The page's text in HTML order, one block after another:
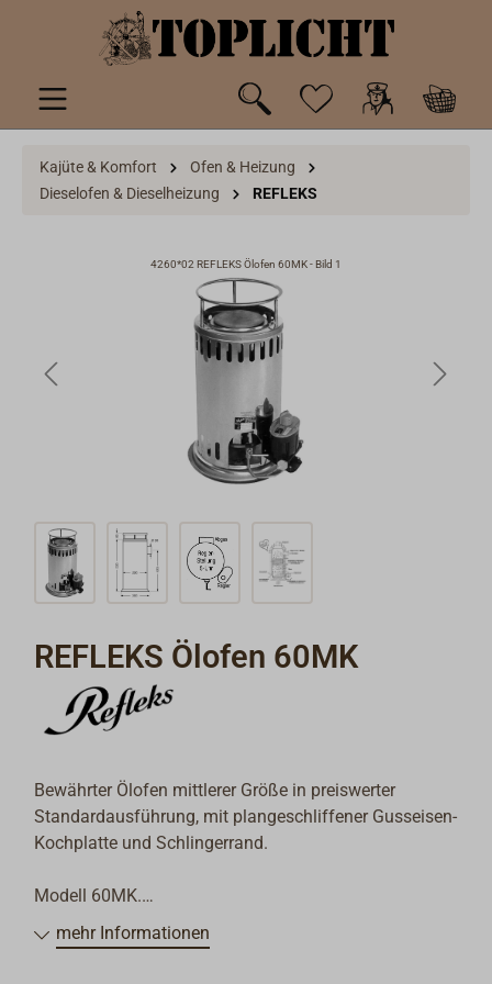
springen
Kajüte & Komfort
Ofen & Heizung
Dieselofen & Dieselheizung
REFLEKS
4260*02 REFLEKS Ölofen 60MK - Bild 1
REFLEKS Ölofen 60MK
Bewährter Ölofen mittlerer Größe in preiswerter
Standardausführung, mit plangeschliffener Gusseisen-
Kochplatte und Schlingerrand.
Modell 60MK.
mehr Informationen